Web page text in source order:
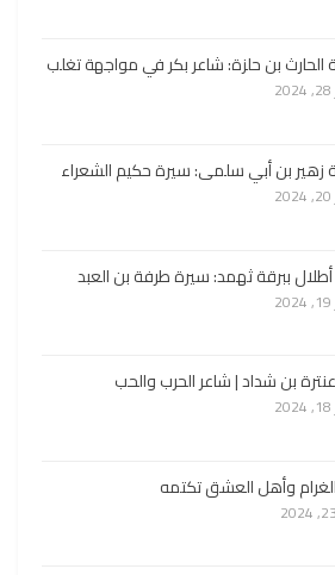
بن حلزة: شاعر بكر في مواجهة تغلب
زهير بن أبي سلمى: سيرة حكيم الشعراء
ببرقة ثهمد: سيرة طرفة بن العبد
بن شداد | شاعر الحرب والحب
وأهل العشق تكتمه